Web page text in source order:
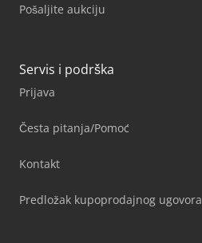
Pošaljite aukciju
Servis i podrška
Prijava
Česta pitanja/Pomoć
Kontakt
Predložak kupoprodajnog ugovora